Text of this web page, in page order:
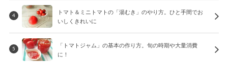
4
トマト＆ミニトマトの「湯むき」のやり方。ひと手間でお
いしくきれいに
5
「トマトジャム」の基本の作り方。旬の時期や大量消費
に！